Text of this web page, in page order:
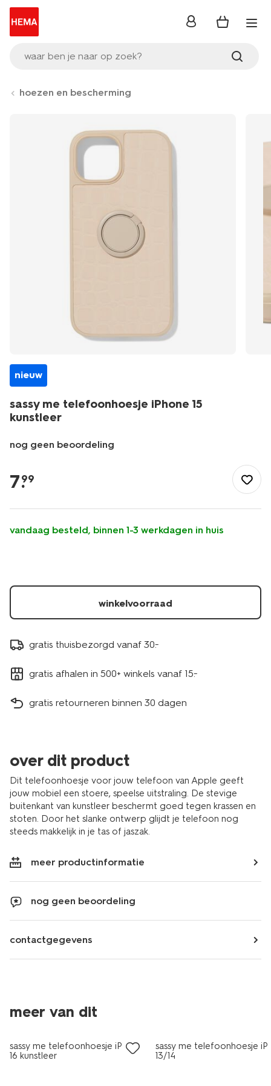
waar ben je naar op zoek?
inloggen
hoezen en bescherming
nieuw
sassy me telefoonhoesje iPhone 15
kunstleer
nog geen beoordeling
kantoor/elektronica/hoezen-
bescherming/sassy-
telefoonhoesje-
iphone-
15-
7.
99
vandaag besteld, binnen 1-3 werkdagen in huis
winkelvoorraad
gratis thuisbezorgd vanaf 30.-
gratis afhalen in 500+ winkels vanaf 15.-
gratis retourneren binnen 30 dagen
over dit product
Dit telefoonhoesje voor jouw telefoon van Apple geeft
jouw mobiel een stoere, speelse uitstraling. De stevige
buitenkant van kunstleer beschermt goed tegen krassen en
stoten. Door het slanke ontwerp glijdt je telefoon nog
steeds makkelijk in je tas of jaszak.
meer productinformatie
nog geen beoordeling
contactgegevens
meer van dit
nieuw
sassy me telefoonhoesje iPhone
16 kunstleer
sassy me telefoonhoesje
13/14